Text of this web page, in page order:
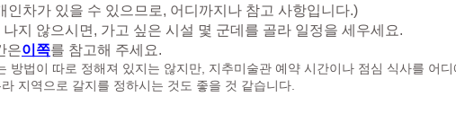
인차가 있을 수 있으므로, 어디까지나 참고 사항입니다.)
지 않으시면, 가고 싶은 시설 몇 군데를 골라 일정을 세우세요.
은이쪽를 참고해 주세요.
방법이 따로 정해져 있지는 않지만, 지추미술관 예약 시간이나 점심 식사를 어
지역으로 갈지를 정하시는 것도 좋을 것 같습니다.